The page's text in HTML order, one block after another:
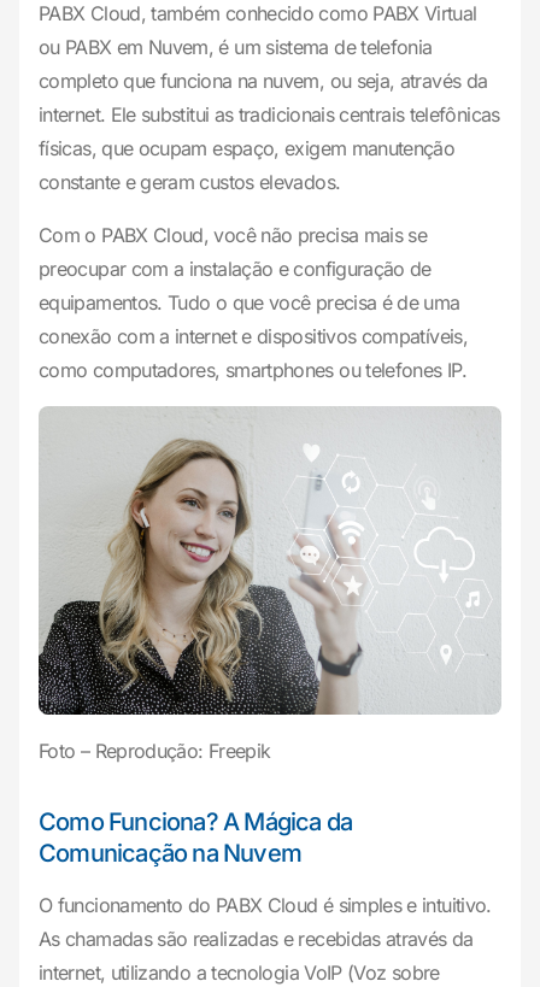
PABX Cloud, também conhecido como PABX Virtual
ou PABX em Nuvem, é um sistema de telefonia
completo que funciona na nuvem, ou seja, através da
internet. Ele substitui as tradicionais centrais telefônicas
físicas, que ocupam espaço, exigem manutenção
constante e geram custos elevados.
Com o PABX Cloud, você não precisa mais se
preocupar com a instalação e configuração de
equipamentos. Tudo o que você precisa é de uma
conexão com a internet e dispositivos compatíveis,
como computadores, smartphones ou telefones IP.
Foto – Reprodução: Freepik
Como Funciona? A Mágica da
Comunicação na Nuvem
O funcionamento do PABX Cloud é simples e intuitivo.
As chamadas são realizadas e recebidas através da
internet, utilizando a tecnologia VoIP (Voz sobre